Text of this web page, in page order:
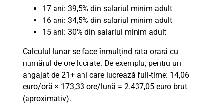
17 ani: 39,5% din salariul minim adult
16 ani: 34,5% din salariul minim adult
15 ani: 30% din salariul minim adult
Calculul lunar se face înmulțind rata orară cu
numărul de ore lucrate. De exemplu, pentru un
angajat de 21+ ani care lucrează full-time: 14,06
euro/oră × 173,33 ore/lună = 2.437,05 euro brut
(aproximativ).